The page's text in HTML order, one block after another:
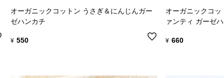
オーガニックコットン うさぎ＆にんじんガー
ゼハンカチ
¥ 550
オーガニックコ
ァンティ ガーゼ
¥ 660